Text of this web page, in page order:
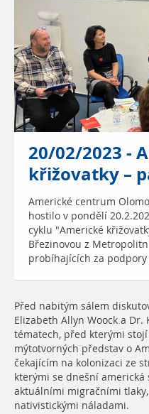
20/02/2023 -
křižovatky –
Americké centrum
hostilo v pondělí
cyklu "Americké
Březinovou z
probíhajících za podpory
Před nabitým sálem
Elizabeth Allyn Woock a
tématech, před kterými
mýtotvorných představ o
čekajícím na kolonizaci ze
kterými se dnešní americká
aktuálními migračními
nativistickými náladami.